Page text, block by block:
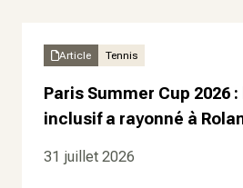
Article Tennis
Paris Summer Cup 2026
inclusif a rayonné à
31 juillet 2026